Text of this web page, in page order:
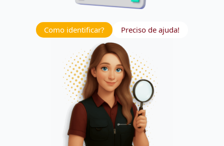
Como identificar? Preciso de ajuda!